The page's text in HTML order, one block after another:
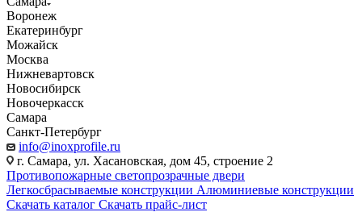
Воронеж
Екатеринбург
Можайск
Москва
Нижневартовск
Новосибирск
Новочеркасск
Самара
Санкт-Петербург
info@inoxprofile.ru
г. Самара, ул. Хасановская, дом 45, строение 2
Противопожарные светопрозрачные двери
Легкосбрасываемые конструкции Алюминиевые конструкции
Скачать каталог Скачать прайс-лист